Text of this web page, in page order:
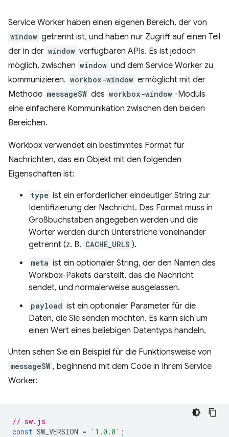
Service Worker haben einen eigenen Bereich, der von
window getrennt ist, und haben nur Zugriff auf einen Teil
der in der window verfügbaren APIs. Es ist jedoch
möglich, zwischen window und dem Service Worker zu
kommunizieren. workbox-window ermöglicht mit der
Methode messageSW des workbox-window -Moduls
eine einfachere Kommunikation zwischen den beiden
Bereichen.
Workbox verwendet ein bestimmtes Format für
Nachrichten, das ein Objekt mit den folgenden
Eigenschaften ist:
type ist ein erforderlicher eindeutiger String zur
Identifizierung der Nachricht. Das Format muss in
Großbuchstaben angegeben werden und die
Wörter werden durch Unterstriche voneinander
getrennt (z. B. CACHE_URLS ).
meta ist ein optionaler String, der den Namen des
Workbox-Pakets darstellt, das die Nachricht
sendet, und normalerweise ausgelassen.
payload ist ein optionaler Parameter für die
Daten, die Sie senden möchten. Es kann sich um
einen Wert eines beliebigen Datentyps handeln.
Unten sehen Sie ein Beispiel für die Funktionsweise von
messageSW , beginnend mit dem Code in Ihrem Service
Worker:
// sw.js
const SW_VERSION = '1.0.0' ;